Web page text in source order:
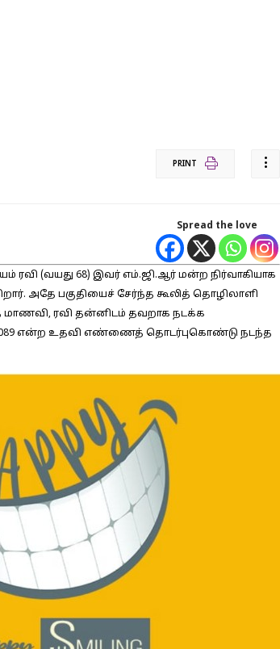
PRINT
Spread the love
(வயது 68) இவர் எம்.ஜி.ஆர் மன்ற நிர்வாகியாக
அதே பகுதியைச் சேர்ந்த கூலித் தொழிலாளி
மாணவி, ரவி தன்னிடம் தவறாக நடக்க
1089 என்ற உதவி எண்ணைத் தொடர்புகொண்டு நடந்த